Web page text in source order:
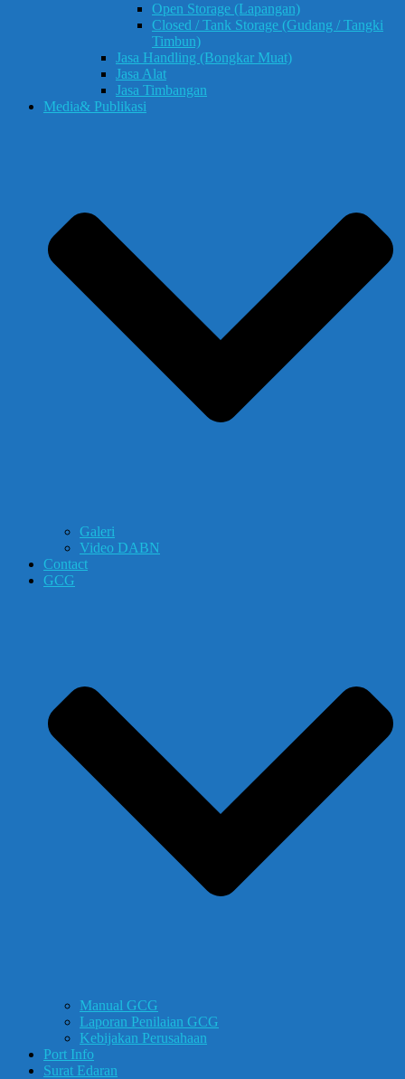
Open Storage (Lapangan)
Closed / Tank Storage (Gudang / Tangki
Timbun)
Jasa Handling (Bongkar Muat)
Jasa Alat
Jasa Timbangan
Media& Publikasi
Galeri
Video DABN
Contact
GCG
Manual GCG
Laporan Penilaian GCG
Kebijakan Perusahaan
Port Info
Surat Edaran